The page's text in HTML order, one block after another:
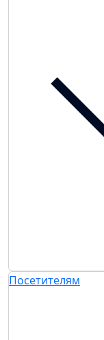
Посетителям